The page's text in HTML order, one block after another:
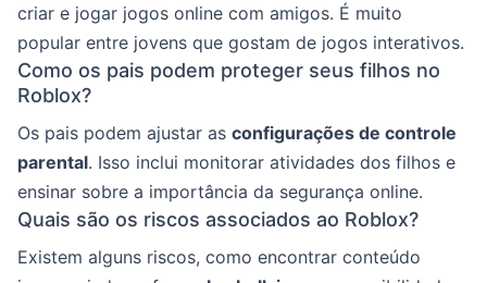
criar e jogar jogos online com amigos. É muito
popular entre jovens que gostam de jogos interativos.
Como os pais podem proteger seus filhos no
Roblox?
Os pais podem ajustar as configurações de controle
parental. Isso inclui monitorar atividades dos filhos e
ensinar sobre a importância da segurança online.
Quais são os riscos associados ao Roblox?
Existem alguns riscos, como encontrar conteúdo